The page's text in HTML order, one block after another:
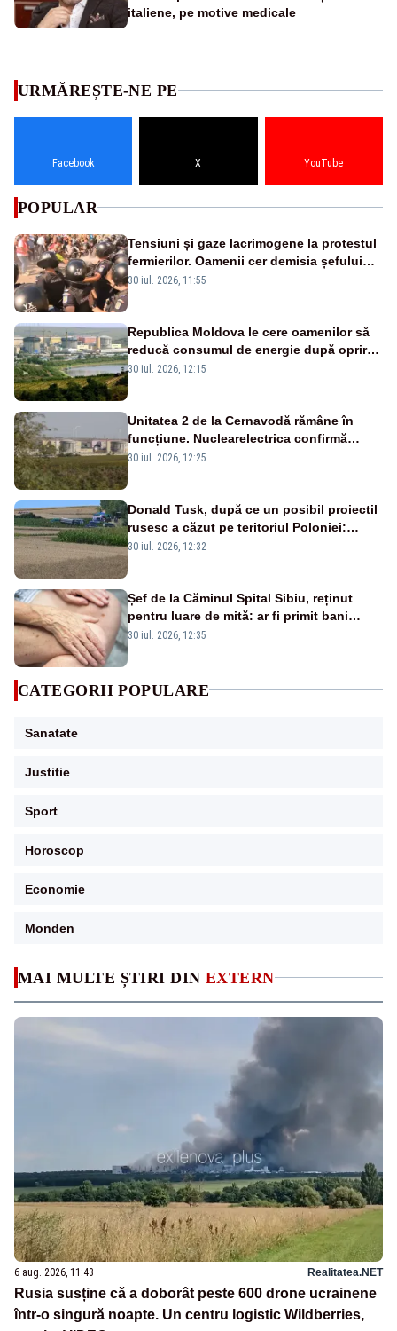
italiene, pe motive medicale
MAI MULTE ȘTIRI DIN EXTERN
6 aug. 2026, 11:43 Realitatea.NET
Rusia susține că a doborât peste 600 drone ucrainene
într-o singură noapte. Un centru logistic Wildberries,
URMĂREȘTE-NE PE
Facebook X YouTube
POPULAR
Tensiuni și gaze lacrimogene la protestul
fermierilor. Oamenii cer demisia șefului
ANSVSA și s-au mutat în Piața Victoria–
30 iul. 2026, 11:55
Republica Moldova le cere oamenilor să
reducă consumul de energie după oprirea
reactoarelor de la Cernavodă
30 iul. 2026, 12:15
Unitatea 2 de la Cernavodă rămâne în
funcțiune. Nuclearelectrica confirmă
operarea în siguranță
30 iul. 2026, 12:25
Donald Tusk, după ce un posibil proiectil
rusesc a căzut pe teritoriul Poloniei:
„Totul indică o rachetă Kh-101”
30 iul. 2026, 12:32
Șef de la Căminul Spital Sibiu, reținut
pentru luare de mită: ar fi primit bani
pentru internarea mai rapidă a
30 iul. 2026, 12:35
CATEGORII POPULARE
Sanatate
Justitie
Sport
Horoscop
Economie
Monden